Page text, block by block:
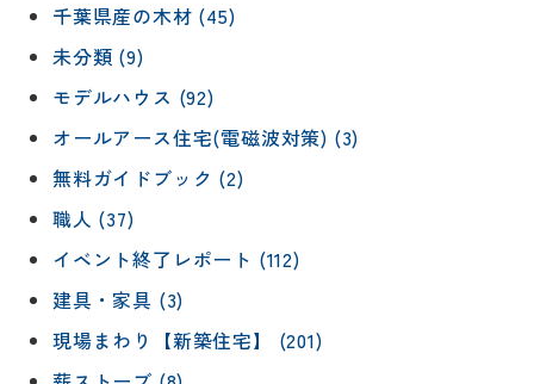
千葉県産の木材 (45)
未分類 (9)
モデルハウス (92)
オールアース住宅(電磁波対策) (3)
無料ガイドブック (2)
職人 (37)
イベント終了レポート (112)
建具・家具 (3)
現場まわり【新築住宅】 (201)